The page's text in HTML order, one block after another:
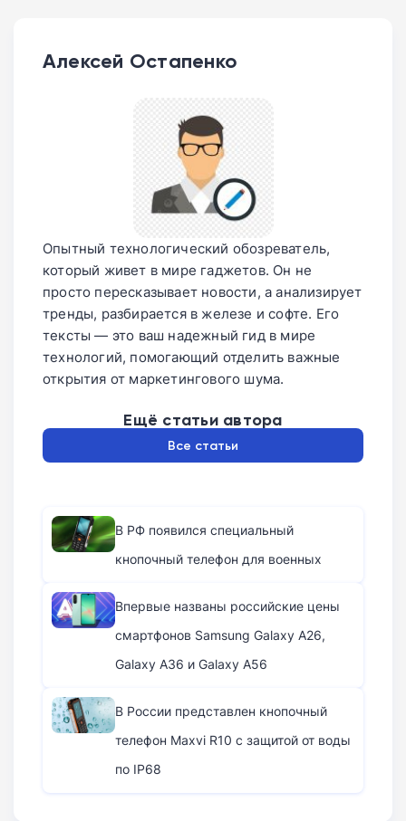
Алексей Остапенко
Опытный технологический обозреватель,
который живет в мире гаджетов. Он не
просто пересказывает новости, а анализирует
тренды, разбирается в железе и софте. Его
тексты — это ваш надежный гид в мире
технологий, помогающий отделить важные
открытия от маркетингового шума.
Ещё статьи автора
Все статьи
В РФ появился специальный
кнопочный телефон для военных
Впервые названы российские цены
смартфонов Samsung Galaxy A26,
Galaxy A36 и Galaxy A56
В России представлен кнопочный
телефон Maxvi R10 с защитой от воды
по IP68